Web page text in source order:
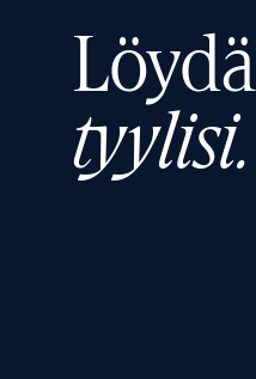
Löydä
tyylisi.